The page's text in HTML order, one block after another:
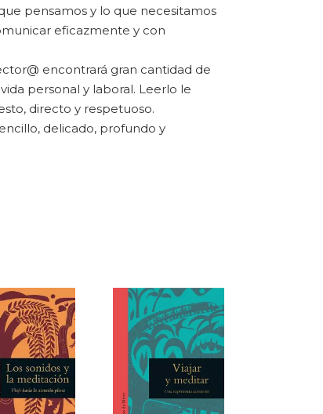
pensamos y lo que necesitamos
eficazmente y con
encontrará gran cantidad de
personal y laboral. Leerlo le
directo y respetuoso.
delicado, profundo y